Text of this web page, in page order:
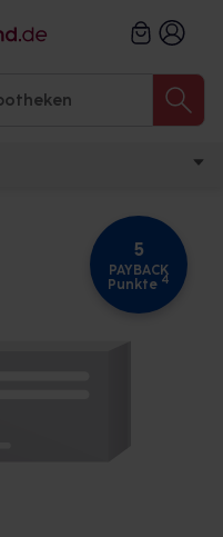
5
PAYBACK
Punkte 4